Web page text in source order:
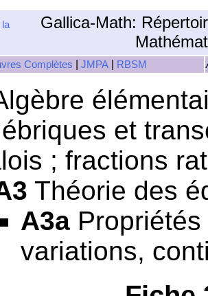
Gallica-Math:
Complètes JMPA RBSM
et
; fractions
Théorie des
A3a
variations,